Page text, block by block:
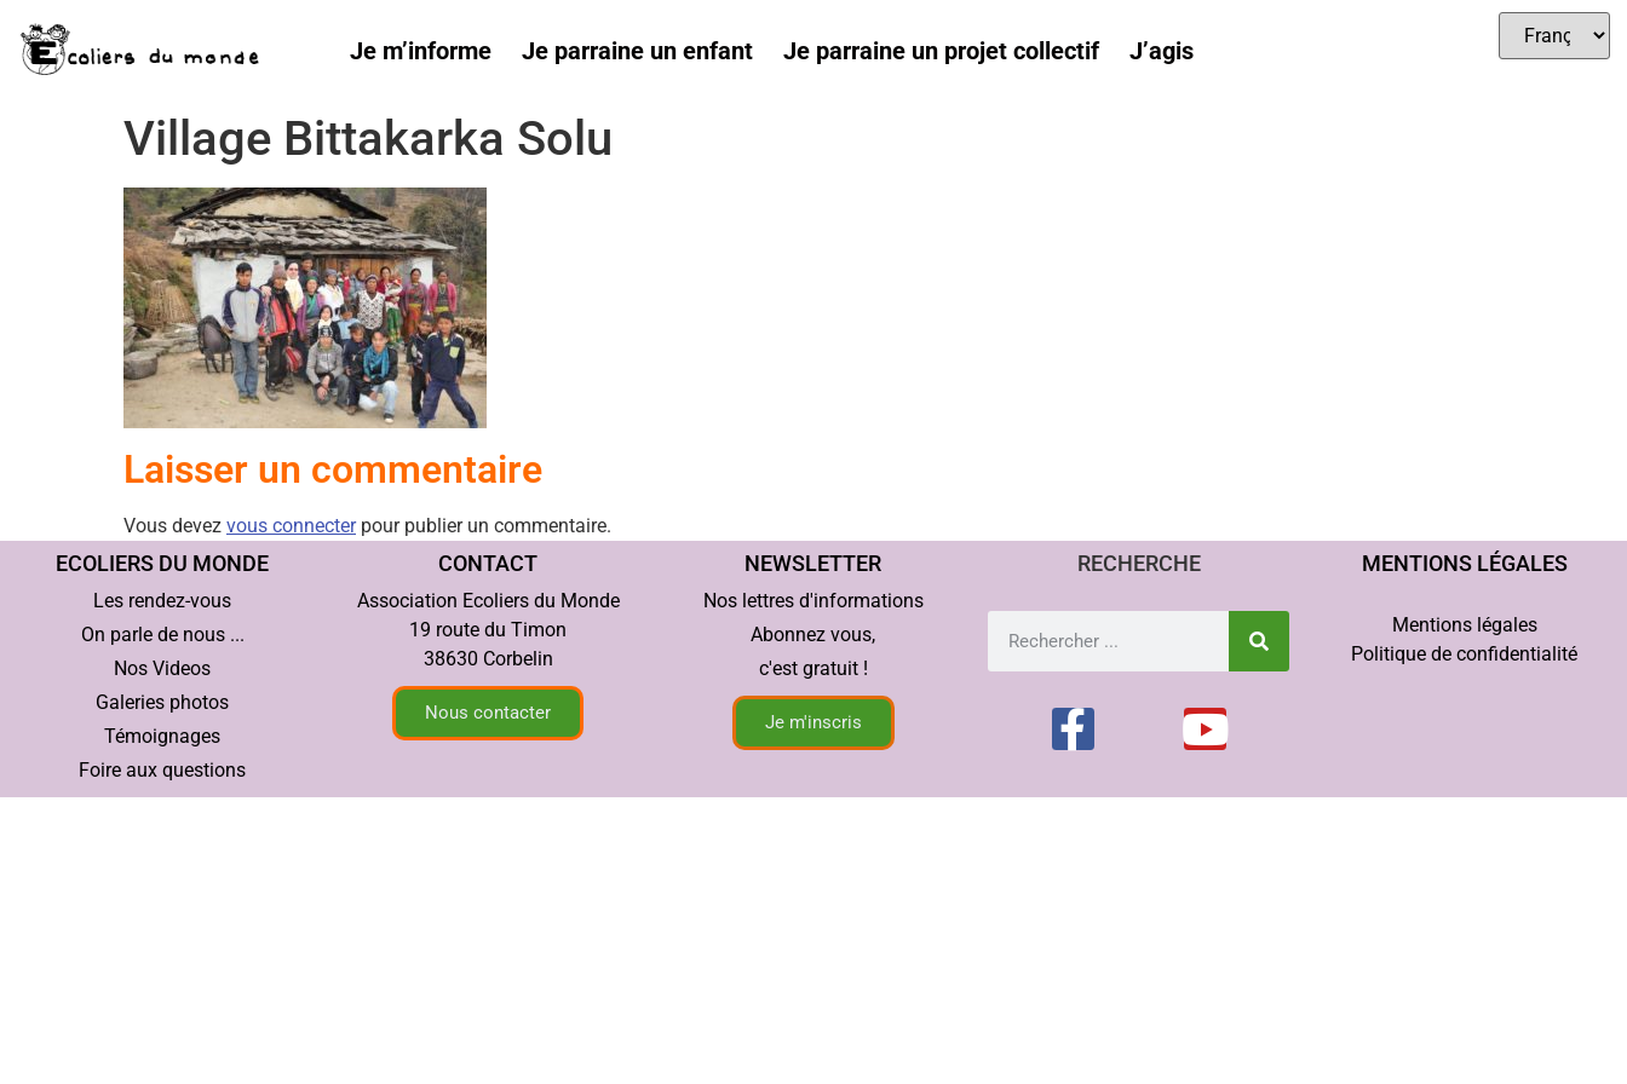
Je m’informe Je parraine un enfant Je parraine un projet collectif J’agis
Village Bittakarka Solu
Laisser un commentaire
Vous devez vous connecterpour publier un commentaire.
ECOLIERS DU MONDE
Les rendez-vous
On parle de nous ...
Nos Videos
Galeries photos
Témoignages
Foire aux questions
CONTACT
Association Ecoliers du Monde
19 route du Timon
38630 Corbelin
Nous contacter
NEWSLETTER
Nos lettres d'informations
Abonnez vous,
c'est gratuit !
Je m'inscris
RECHERCHE MENTIONS LÉGALES
Mentions légales
Politique de confidentialité